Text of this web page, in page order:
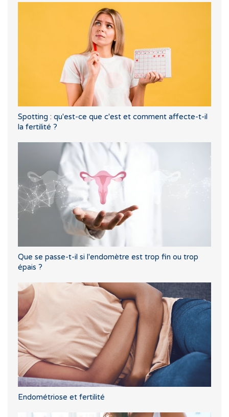
Spotting : qu'est-ce que c'est et comment affecte-t-il
la fertilité ?
Que se passe-t-il si l'endomètre est trop fin ou trop
épais ?
Endométriose et fertilité